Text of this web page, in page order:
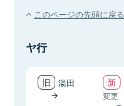
このページの先頭に戻る
ヤ行
湯田
変更